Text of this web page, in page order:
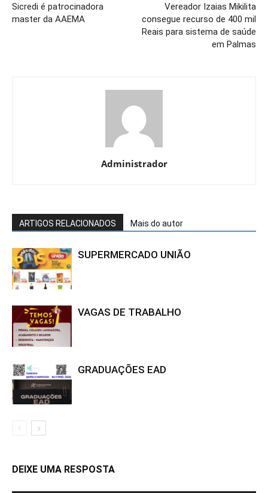
Sicredi é patrocinadora
master da AAEMA
Vereador Izaias Mikilita
consegue recurso de 400 mil
Reais para sistema de saúde
em Palmas
Administrador
ARTIGOS RELACIONADOS Mais do autor
SUPERMERCADO UNIÃO
VAGAS DE TRABALHO
GRADUAÇÕES EAD
DEIXE UMA RESPOSTA